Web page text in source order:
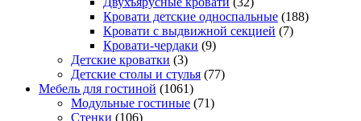
Кровати детские односпальные (188)
Кровати с выдвижной секцией (7)
Кровати-чердаки (9)
Детские кроватки (3)
Детские столы и стулья (77)
Мебель для гостиной (1061)
Модульные гостиные (71)
Стенки (106)